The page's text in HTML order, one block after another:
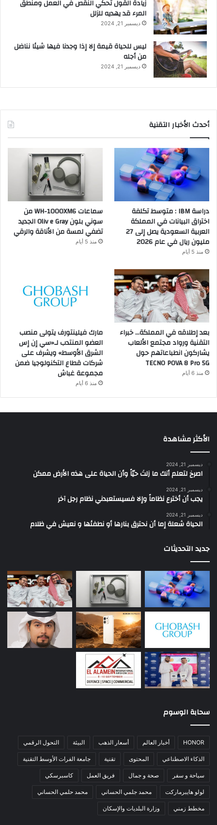
زيادة القول تحكي النقص في العمل ومنطق
المرء قد يهديه للزلل
ديسمبر 21, 2024
ليس للحياة قيمة إلا إذا وجدنا فيها شيئا نناضل
من أجله
ديسمبر 21, 2024
أحدث الأخبار التقنية
دراسة IBM : متوسط تكلفة
اختراق البيانات في المملكة
العربية السعودية يصل إلى 27
مليون ريال في عام 2026
منذ 5 أيام
سماعات WH-1000XM6 من
سوني بلون Oliv e Gray الجديد
تضفي لمسة من الأناقة والرقي
منذ 5 أيام
بعد إطلاقه في المملكة… خبراء
التقنية ورواد مجتمع الألعاب
يشاركون انطباعاتهم حول
TECNO POVA 8 Pro 5G
منذ 6 أيام
مارك فيلينتورف يتولى منصب
العضو المنتدب لـ«سي إن إس
الشرق الأوسط» ويشرف على
شركات قطاع التكنولوجيا ضمن
مجموعة غباش
منذ 6 أيام
الأكثر مشاهدة
ديسمبر 21, 2024
‫اصرخ لتعلم أنك ما زلتَ حيّاً وأن الحياة على هذه الأرض ممكن
ديسمبر 21, 2024
يجب أن أخترع نظاماً وإلا فسيستعبدني نظام رجل آخر
ديسمبر 21, 2024
الحياة شعلة إما أن نحترق بنارها أو نطفئها و نعيش في ظلام
جديد التحديثات
سحابة الوسوم
HONOR أخبار العالم أسعار الذهب البيئة التحول الرقمي
الذكاء الاصطناعي المحتوى تقنية جامعة الفرات الأوسط التقنية
سياحة و سفر صحة و جمال فريق العمل كاسبرسكي
لولو هايبرماركت محمد جلمي الحساني محمد حلمي الحساني
مخطط زمني وزارة البلديات والإسكان